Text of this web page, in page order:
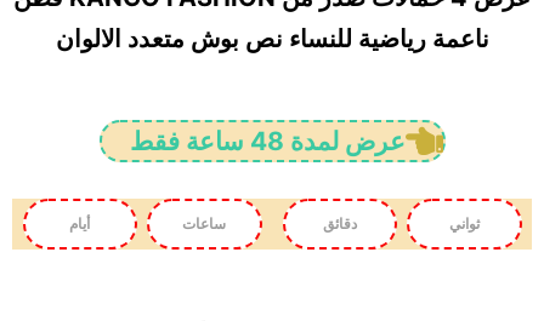
ناعمة رياضية للنساء نص بوش متعدد الالوان
عرض لمدة 48 ساعة فقط
أيام ساعات دقائق ثواني